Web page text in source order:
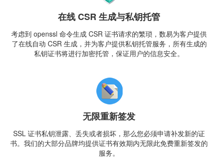
在线 CSR 生成与私钥托管
考虑到 openssl 命令生成 CSR 证书请求的繁琐，数易为客户提供
了在线自动 CSR 生成，并为客户提供私钥托管服务，所有生成的
私钥证书将进行加密托管，保证用户的信息安全。
无限重新签发
SSL 证书私钥泄露、丢失或者损坏，那么您必须申请补发新的证
书。我们的大部分品牌均提供证书有效期内无限此免费重新签发的
服务。